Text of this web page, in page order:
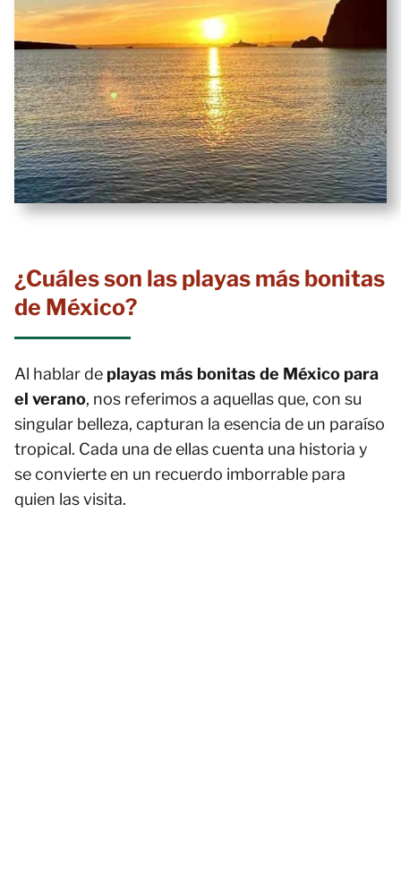
¿Cuáles son las playas más bonitas
de México?
Al hablar de playas más bonitas de México para
el verano, nos referimos a aquellas que, con su
singular belleza, capturan la esencia de un paraíso
tropical. Cada una de ellas cuenta una historia y
se convierte en un recuerdo imborrable para
quien las visita.